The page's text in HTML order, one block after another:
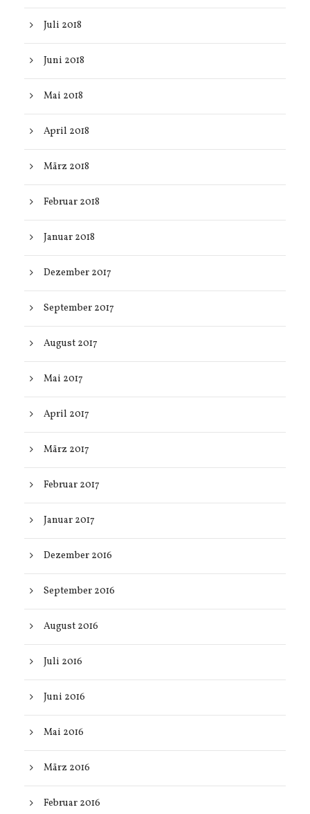
Juli 2018
Juni 2018
Mai 2018
April 2018
März 2018
Februar 2018
Januar 2018
Dezember 2017
September 2017
August 2017
Mai 2017
April 2017
März 2017
Februar 2017
Januar 2017
Dezember 2016
September 2016
August 2016
Juli 2016
Juni 2016
Mai 2016
März 2016
Februar 2016